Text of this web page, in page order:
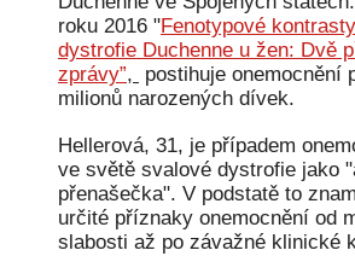
roku 2016 "Fenotypové
dystrofie Duchenne u žen: Dvě
zprávy”,
postihuje onemocnění
milionů narozených dívek.
Hellerová, 31, je případem
ve světě svalové dystrofie jako
přenašečka". V podstatě to
určité příznaky onemocnění od
slabosti až po závažné klinické